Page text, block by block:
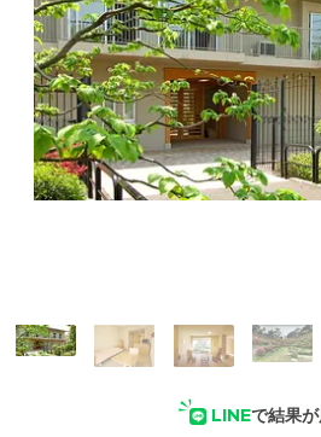
1/15
外観の写真
LINEで結果